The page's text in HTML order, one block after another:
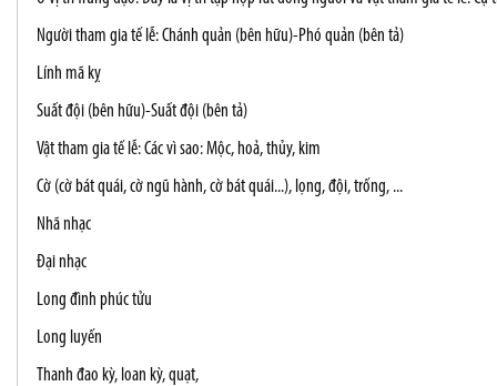
Người tham gia tế lễ: Chánh quản (bên hữu)-Phó quản (bên tả)
Lính mã kỵ
Suất đội (bên hữu)-Suất đội (bên tả)
Vật tham gia tế lễ: Các vì sao: Mộc, hoả, thủy, kim
Cờ (cờ bát quái, cờ ngũ hành, cờ bát quái...), lọng, đội, trống, ...
Nhã nhạc
Đại nhạc
Long đình phúc tửu
Long luyến
Thanh đao kỳ, loan kỳ, quạt,